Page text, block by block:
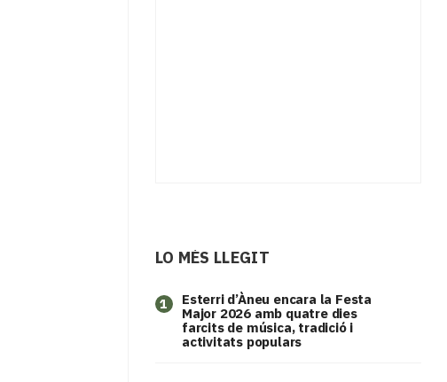
LO MÉS LLEGIT
1
Esterri d’Àneu encara la Festa
Major 2026 amb quatre dies
farcits de música, tradició i
activitats populars